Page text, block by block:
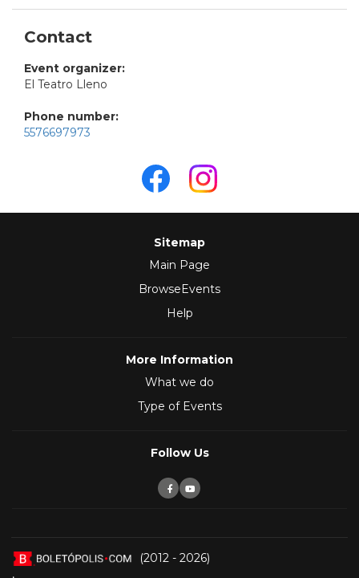
Contact
Event organizer:
El Teatro Lleno
Phone number:
5576697973
Sitemap
Main Page
BrowseEvents
Help
More Information
What we do
Type of Events
Follow Us
(2012 - 2026)
,